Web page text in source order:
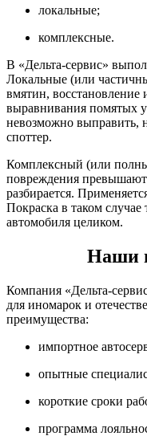
локальные;
комплексные.
В «Дельта-сервис»
Локальные (или
вмятин, восстановление
выравнивания помятых
невозможно выправить,
споттер.
Комплексный (или
повреждения
разбирается.
Покраска в таком случае
автомобиля целиком.
Наши
Компания «Дельта-
для иномарок и
преимущества:
импортное
опытные
короткие сроки
программа